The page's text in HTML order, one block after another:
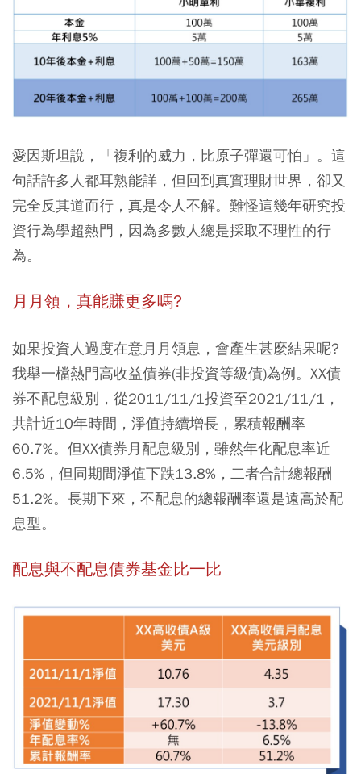
愛因斯坦說，「複利的威力，比原子彈還可怕」。這
句話許多人都耳熟能詳，但回到真實理財世界，卻又
完全反其道而行，真是令人不解。難怪這幾年研究投
資行為學超熱門，因為多數人總是採取不理性的行
為。
月月領，真能賺更多嗎?
如果投資人過度在意月月領息，會產生甚麼結果呢?
我舉一檔熱門高收益債券(非投資等級債)為例。XX債
券不配息級別，從2011/11/1投資至2021/11/1，
共計近10年時間，淨值持續增長，累積報酬率
60.7%。但XX債券月配息級別，雖然年化配息率近
6.5%，但同期間淨值下跌13.8%，二者合計總報酬
51.2%。長期下來，不配息的總報酬率還是遠高於配
息型。
配息與不配息債券基金比一比